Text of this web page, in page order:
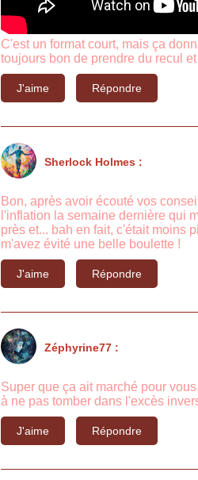
C'est un format court, mais ça
toujours bon de prendre du recul
J'aime Répondre
Sherlock Holmes :
Bon, après avoir écouté vos
l'inflation la semaine dernière qui
près et... bah en fait, c'était moins
m'avez évité une belle boulette !
J'aime Répondre
Zéphyrine77 :
Super que ça ait marché pour
à ne pas tomber dans l'excès
J'aime Répondre